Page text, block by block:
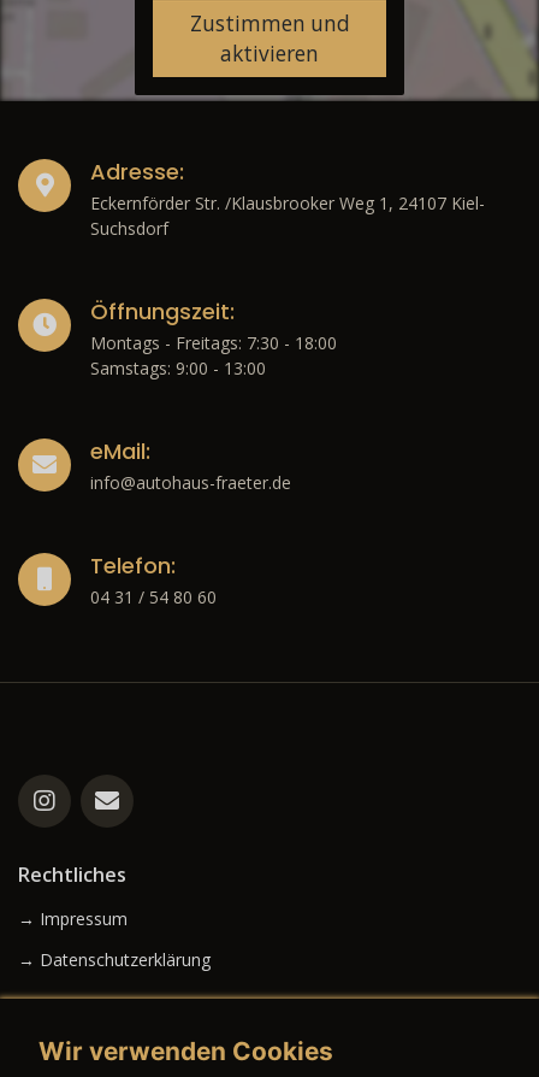
Zustimmen und
aktivieren
Adresse:
Eckernförder Str. /Klausbrooker Weg 1, 24107 Kiel-
Suchsdorf
Öffnungszeit:
Montags - Freitags: 7:30 - 18:00
Samstags: 9:00 - 13:00
eMail:
info@autohaus-fraeter.de
Telefon:
04 31 / 54 80 60
Rechtliches
→ Impressum
→ Datenschutzerklärung
Wir verwenden Cookies